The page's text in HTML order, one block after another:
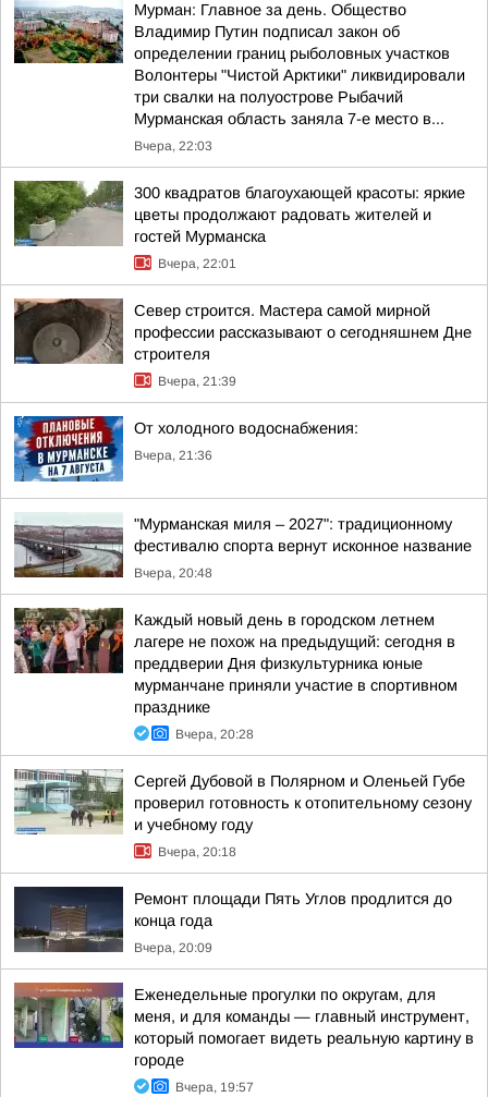
Мурман: Главное за день. Общество
Владимир Путин подписал закон об
определении границ рыболовных участков
Волонтеры "Чистой Арктики" ликвидировали
три свалки на полуострове Рыбачий
Мурманская область заняла 7-е место в...
Вчера, 22:03
300 квадратов благоухающей красоты: яркие
цветы продолжают радовать жителей и
гостей Мурманска
Вчера, 22:01
Север строится. Мастера самой мирной
профессии рассказывают о сегодняшнем Дне
строителя
Вчера, 21:39
От холодного водоснабжения:
Вчера, 21:36
"Мурманская миля – 2027": традиционному
фестивалю спорта вернут исконное название
Вчера, 20:48
Каждый новый день в городском летнем
лагере не похож на предыдущий: сегодня в
преддверии Дня физкультурника юные
мурманчане приняли участие в спортивном
празднике
Вчера, 20:28
Сергей Дубовой в Полярном и Оленьей Губе
проверил готовность к отопительному сезону
и учебному году
Вчера, 20:18
Ремонт площади Пять Углов продлится до
конца года
Вчера, 20:09
Еженедельные прогулки по округам, для
меня, и для команды — главный инструмент,
который помогает видеть реальную картину в
городе
Вчера, 19:57